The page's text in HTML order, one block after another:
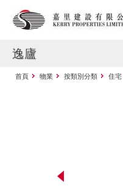
逸廬
首頁 物業 按類別分類 住宅